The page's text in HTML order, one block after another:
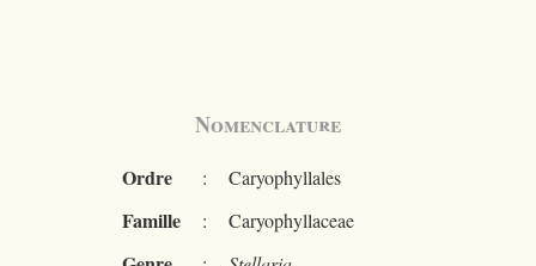
Nomenclature
Ordre : Caryophyllales
Famille : Caryophyllaceae